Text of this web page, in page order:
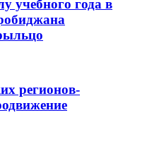
учебного года в
регионов-